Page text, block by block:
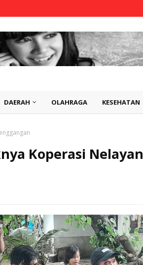
DAERAH OLAHRAGA KESEHATAN
Koperasi Nelayan